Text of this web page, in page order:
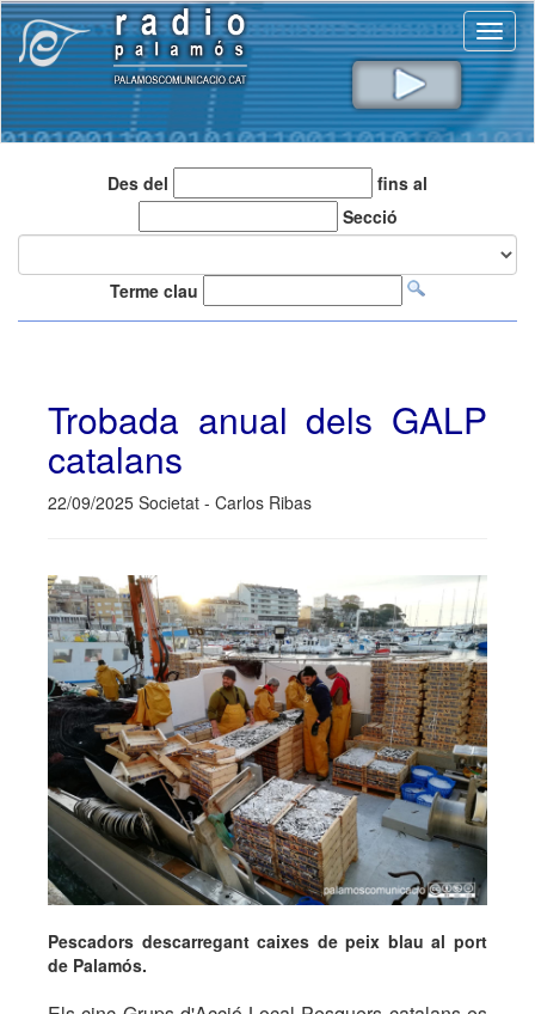
Des del
fins al
Secció
Terme clau
Trobada anual dels GALP
catalans
22/09/2025 Societat - Carlos Ribas
Pescadors descarregant caixes de peix blau al port
de Palamós.